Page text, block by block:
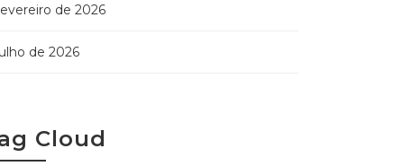
de 2026
de 2026
Cloud